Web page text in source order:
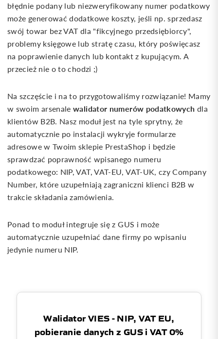
błędnie podany lub niezweryfikowany numer podatkowy
może generować dodatkowe koszty, jeśli np. sprzedasz
swój towar bez VAT dla "fikcyjnego przedsiębiorcy",
problemy księgowe lub stratę czasu, który poświęcasz
na poprawienie danych lub kontakt z kupującym. A
przecież nie o to chodzi ;)
Na szczęście i na to przygotowaliśmy rozwiązanie! Mamy
w swoim arsenalewalidator numerów podatkowych dla
klientów B2B. Nasz moduł jest na tyle sprytny, że
automatycznie po instalacji wykryje formularze
adresowe w Twoim sklepie PrestaShop i będzie
sprawdzać poprawność wpisanego numeru
podatkowego: NIP, VAT, VAT-EU, VAT-UK, czy Company
Number, które uzupełniają zagraniczni klienci B2B w
trakcie składania zamówienia.
Ponad to moduł integruje się z GUS i może
automatycznie uzupełniać dane firmy po wpisaniu
jedynie numeru NIP.
Walidator VIES - NIP, VAT EU,
pobieranie danych z GUS i VAT 0%